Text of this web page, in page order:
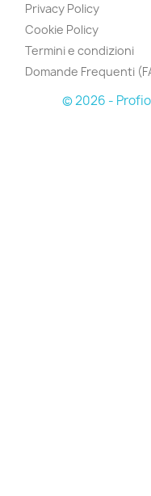
Privacy Policy
Cookie Policy
Termini e condizioni
Domande Frequenti
© 2026 -